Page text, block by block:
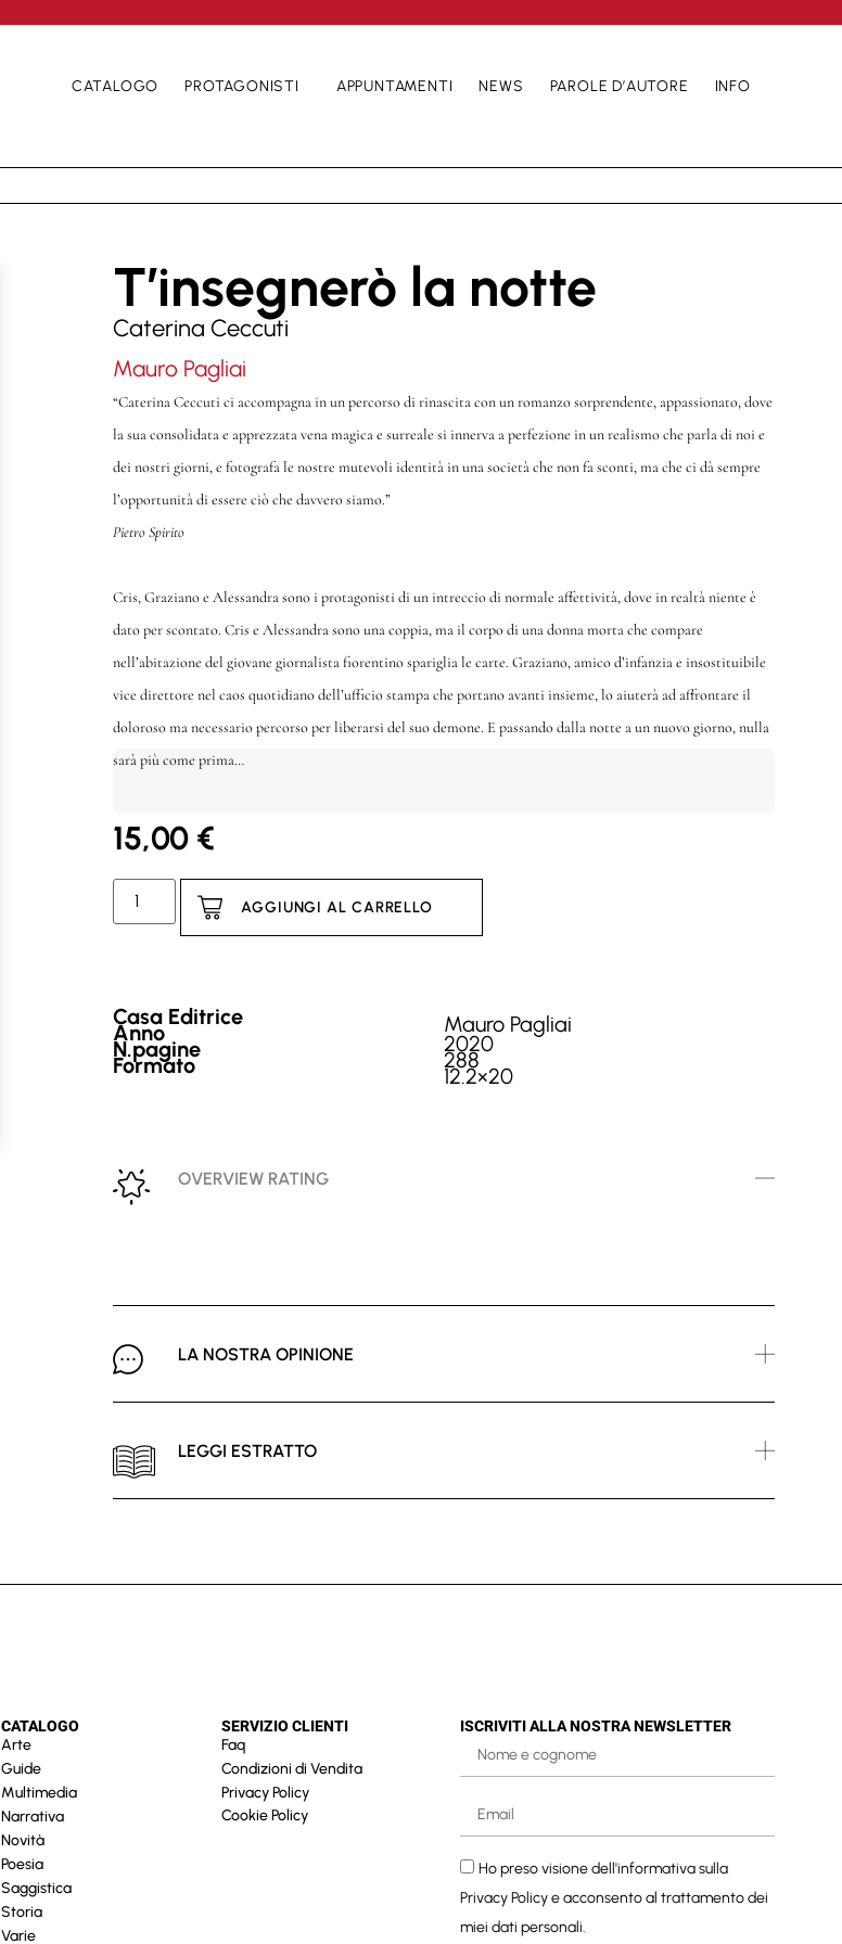
CATALOGO PROTAGONISTI APPUNTAMENTI NEWS PAROLE D’AUTORE INFO
T’insegnerò la notte
Caterina Ceccuti
Mauro Pagliai
“Caterina Ceccuti ci accompagna in un percorso di rinascita con un romanzo sorprendente, appassionato, dove
la sua consolidata e apprezzata vena magica e surreale si innerva a perfezione in un realismo che parla di noi e
dei nostri giorni, e fotografa le nostre mutevoli identità in una società che non fa sconti, ma che ci dà sempre
l’opportunità di essere ciò che davvero siamo.”
Pietro Spirito
Cris, Graziano e Alessandra sono i protagonisti di un intreccio di normale affettività, dove in realtà niente è
dato per scontato. Cris e Alessandra sono una coppia, ma il corpo di una donna morta che compare
nell’abitazione del giovane giornalista fiorentino spariglia le carte. Graziano, amico d’infanzia e insostituibile
vice direttore nel caos quotidiano dell’ufficio stampa che portano avanti insieme, lo aiuterà ad affrontare il
doloroso ma necessario percorso per liberarsi del suo demone. E passando dalla notte a un nuovo giorno, nulla
sarà più come prima…
15,00 €
AGGIUNGI AL CARRELLO
Casa Editrice Mauro Pagliai
Anno 2020
N.pagine 288
Formato 12.2×20
OVERVIEW RATING
LA NOSTRA OPINIONE
LEGGI ESTRATTO
CATALOGO
Arte
Guide
Multimedia
Narrativa
Novità
Poesia
Saggistica
Storia
Varie
SERVIZIO CLIENTI
Faq
Condizioni di Vendita
Privacy Policy
Cookie Policy
ISCRIVITI ALLA NOSTRA NEWSLETTER
Ho preso visione dell'informativa sulla
Privacy Policye acconsento al trattamento dei
miei dati personali.